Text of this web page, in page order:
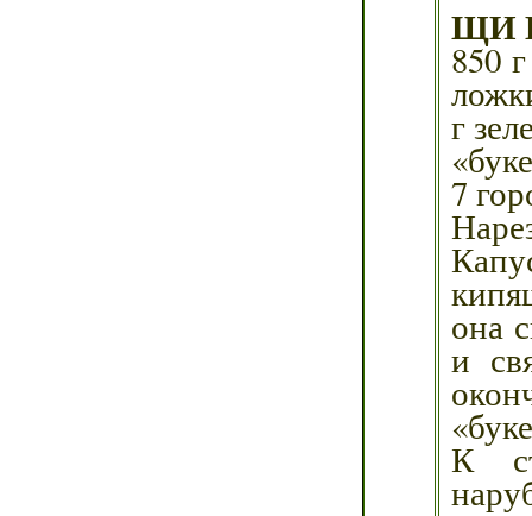
ЩИ
850
г
7
она
и
К